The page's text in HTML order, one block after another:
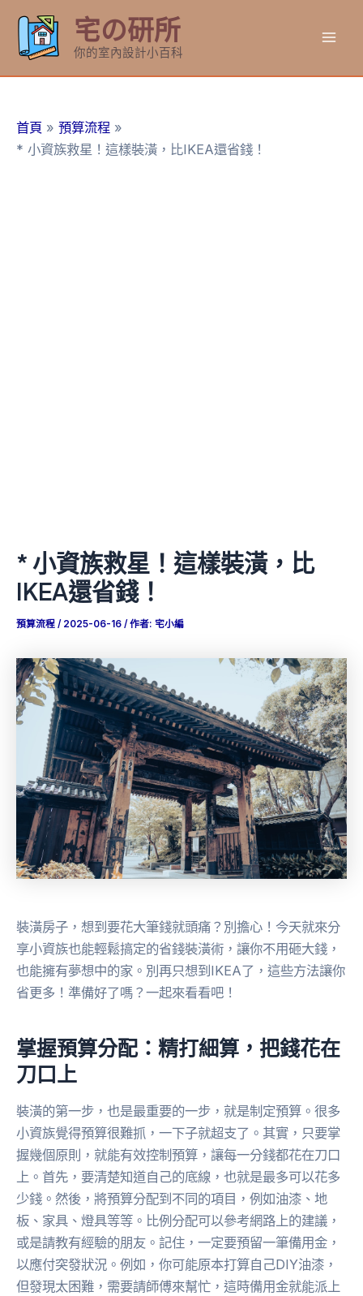
要
宅の研所
你的室內設計小百科
首頁
預算流程
* 小資族救星！這樣裝潢，比IKEA還省錢！
* 小資族救星！這樣裝潢，比
IKEA還省錢！
預算流程 / 2025-06-16 / 作者: 宅小編
裝潢房子，想到要花大筆錢就頭痛？別擔心！今天就來分
享小資族也能輕鬆搞定的省錢裝潢術，讓你不用砸大錢，
也能擁有夢想中的家。別再只想到IKEA了，這些方法讓你
省更多！準備好了嗎？一起來看看吧！
掌握預算分配：精打細算，把錢花在
刀口上
裝潢的第一步，也是最重要的一步，就是制定預算。很多
小資族覺得預算很難抓，一下子就超支了。其實，只要掌
握幾個原則，就能有效控制預算，讓每一分錢都花在刀口
上。首先，要清楚知道自己的底線，也就是最多可以花多
少錢。然後，將預算分配到不同的項目，例如油漆、地
板、家具、燈具等等。比例分配可以參考網路上的建議，
或是請教有經驗的朋友。記住，一定要預留一筆備用金，
以應付突發狀況。例如，你可能原本打算自己DIY油漆，
但發現太困難，需要請師傅來幫忙，這時備用金就能派上